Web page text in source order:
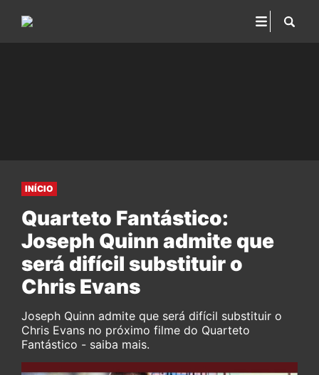
INÍCIO
Quarteto Fantástico:
Joseph Quinn admite que
será difícil substituir o
Chris Evans
Joseph Quinn admite que será difícil substituir o
Chris Evans no próximo filme do Quarteto
Fantástico - saiba mais.